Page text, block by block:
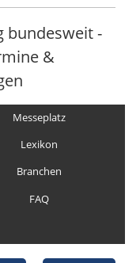
bundesweit -
&
Messeplatz
Lexikon
Branchen
FAQ